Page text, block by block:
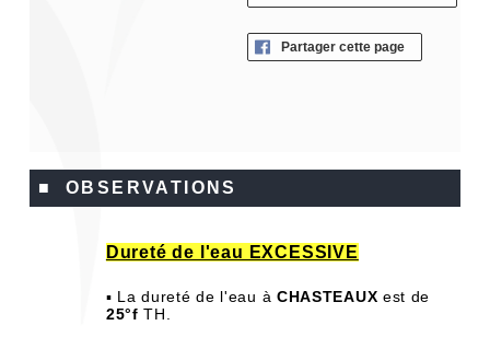
Partager cette page
■ OBSERVATIONS
Dureté de l'eau EXCESSIVE
▪ La dureté de l'eau à CHASTEAUX est de
25°f TH.